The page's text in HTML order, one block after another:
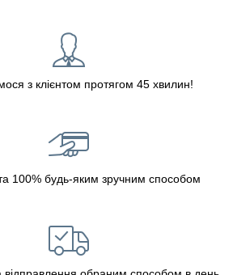
з клієнтом протягом 45 хвилин!
100% будь-яким зручним способом